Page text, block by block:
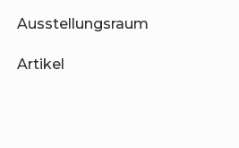
Ausstellungsraum
Artikel